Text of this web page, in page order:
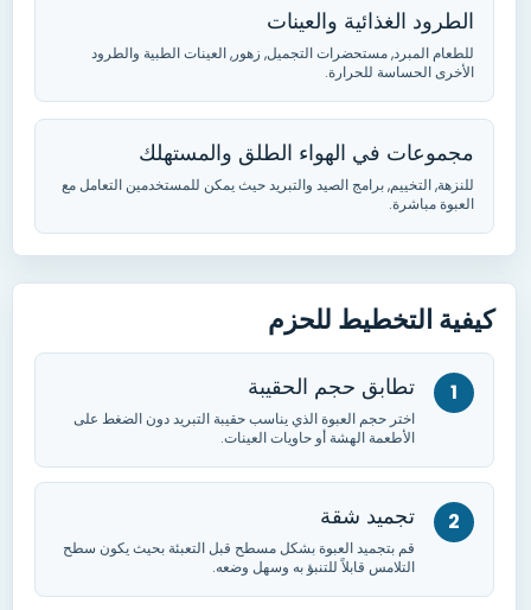
الطرود الغذائية والعينات
للطعام المبرد, مستحضرات التجميل, زهور, العينات الطبية والطرود
الأخرى الحساسة للحرارة.
مجموعات في الهواء الطلق والمستهلك
للنزهة, التخييم, برامج الصيد والتبريد حيث يمكن للمستخدمين التعامل مع
العبوة مباشرة.
كيفية التخطيط للحزم
تطابق حجم الحقيبة
اختر حجم العبوة الذي يناسب حقيبة التبريد دون الضغط على
الأطعمة الهشة أو حاويات العينات.
تجميد شقة
قم بتجميد العبوة بشكل مسطح قبل التعبئة بحيث يكون سطح
التلامس قابلاً للتنبؤ به وسهل وضعه.